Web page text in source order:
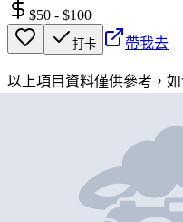
$50 - $100
打卡 帶我去
以上項目資料僅供參考，